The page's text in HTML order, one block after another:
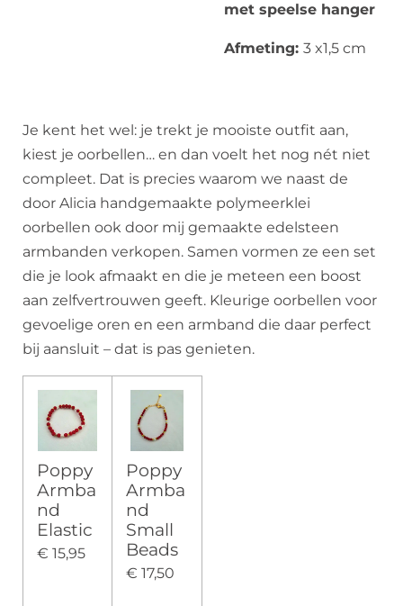
met speelse hanger
Afmeting: 3 x1,5 cm
Je kent het wel: je trekt je mooiste outfit aan,
kiest je oorbellen… en dan voelt het nog nét niet
compleet. Dat is precies waarom we naast de
door Alicia handgemaakte polymeerklei
oorbellen ook door mij gemaakte edelsteen
armbanden verkopen. Samen vormen ze een set
die je look afmaakt en die je meteen een boost
aan zelfvertrouwen geeft. Kleurige oorbellen voor
gevoelige oren en een armband die daar perfect
bij aansluit – dat is pas genieten.
Poppy
Armba
nd
Elastic
€ 15,95
Poppy
Armba
nd
Small
Beads
€ 17,50